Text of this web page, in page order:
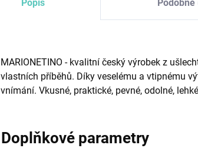
Popis Podobné
MARIONETINO - kvalitní český výrobek z
vlastních příběhů. Díky veselému a vtipnému
vnímání. Vkusné, praktické, pevné, odolné,
Doplňkové parametry